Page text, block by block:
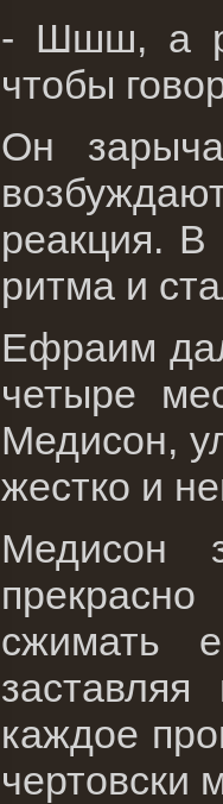
- Шшш, а
чтобы
Он
реакция. В
ритма и
Ефраим
четыре
Медисон,
жестко и
Медисон
сжимать
каждое
чертовски